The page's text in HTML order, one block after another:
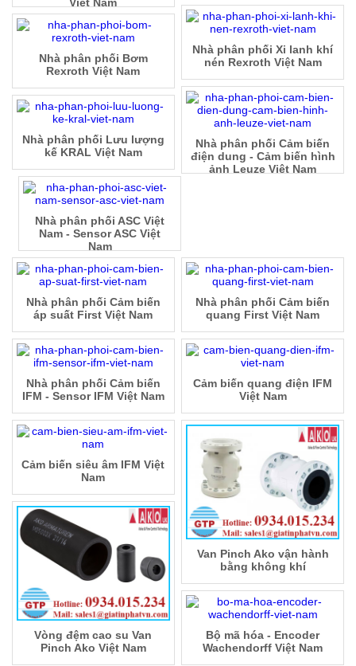
Nhà phân phối Xi lanh khí
nén Rexroth Việt Nam
Nhà phân phối Bơm
Rexroth Việt Nam
Nhà phân phối Cảm biến
điện dung - Cảm biến hình
ảnh Leuze Việt Nam
Nhà phân phối Lưu lượng
kế KRAL Việt Nam
Nhà phân phối ASC Việt
Nam - Sensor ASC Việt
Nam
Nhà phân phối Cảm biến
áp suất First Việt Nam
Nhà phân phối Cảm biến
quang First Việt Nam
Nhà phân phối Cảm biến
IFM - Sensor IFM Việt Nam
Cảm biến quang điện IFM
Việt Nam
Cảm biến siêu âm IFM Việt
Nam
Van Pinch Ako vận hành
bằng không khí
Vòng đệm cao su Van
Pinch Ako Việt Nam
Bộ mã hóa - Encoder
Wachendorff Việt Nam